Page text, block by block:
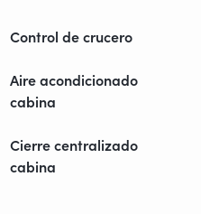
Control de crucero
Aire acondicionado
cabina
Cierre centralizado
cabina